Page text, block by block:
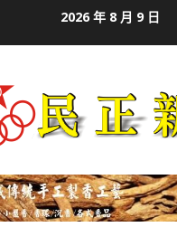
2026 年 8 月 9 日